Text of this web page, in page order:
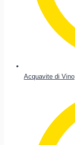
Acquavite di Vino